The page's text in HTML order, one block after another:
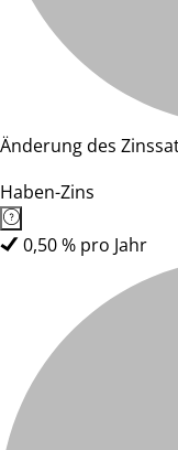
Änderung des
Haben-Zins
0,50 % pro Jahr